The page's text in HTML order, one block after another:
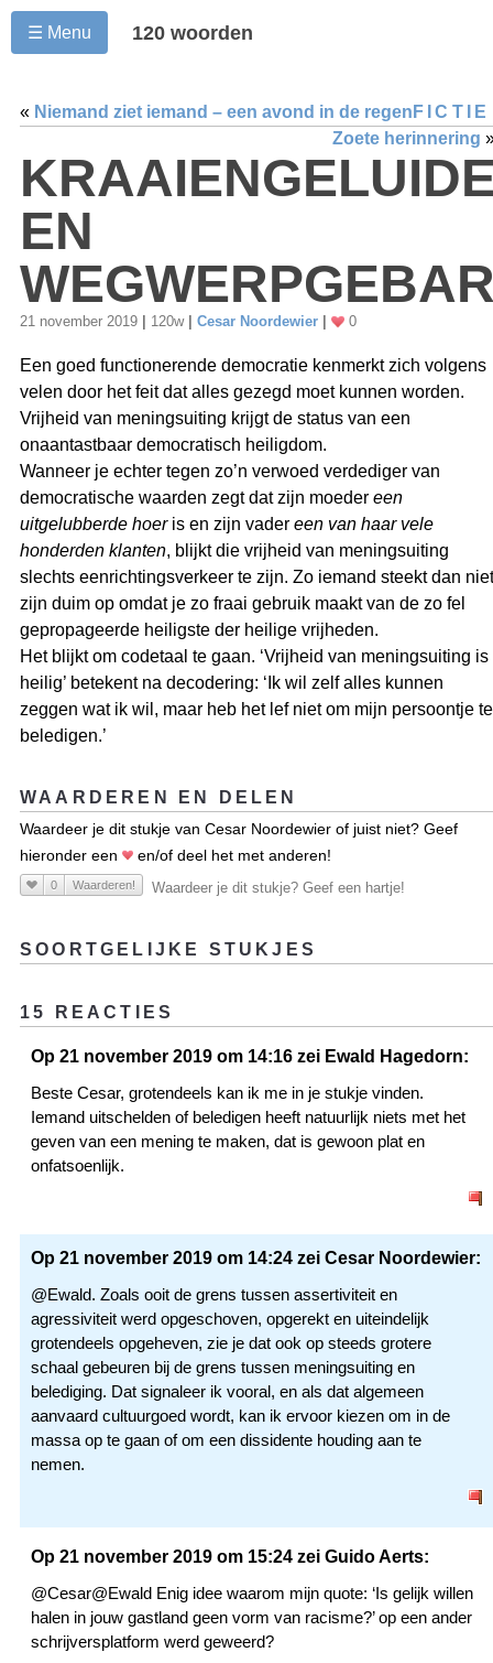
☰ Menu 120 woorden
« Niemand ziet iemand – een avond in de regen
Zoete herinnering
FICTIE
EN
21 november 2019 120w Cesar Noordewier 0
Een goed functionerende democratie kenmerkt zich volgens
velen door het feit dat alles gezegd moet kunnen worden.
Vrijheid van meningsuiting krijgt de status van een
onaantastbaar democratisch heiligdom.
Wanneer je echter tegen zo’n verwoed verdediger van
democratische waarden zegt dat zijn moeder een
uitgelubberde hoeris en zijn vader een van haar vele
honderden klanten, blijkt die vrijheid van meningsuiting
slechts eenrichtingsverkeer te zijn. Zo iemand steekt dan niet
zijn duim op omdat je zo fraai gebruik maakt van de zo fel
gepropageerde heiligste der heilige vrijheden.
Het blijkt om codetaal te gaan. ‘Vrijheid van meningsuiting is
heilig’ betekent na decodering: ‘Ik wil zelf alles kunnen
zeggen wat ik wil, maar heb het lef niet om mijn persoontje te
beledigen.’
WAARDEREN EN DELEN
Waardeer je dit stukje van Cesar Noordewier of juist niet? Geef
hieronder een
en/of deel het met anderen!
0 Waarderen! Waardeer je dit stukje? Geef een hartje!
SOORTGELIJKE STUKJES
15 REACTIES
Op 21 november 2019 om 14:16 zei Ewald Hagedorn:
Beste Cesar, grotendeels kan ik me in je stukje vinden.
Iemand uitschelden of beledigen heeft natuurlijk niets met het
geven van een mening te maken, dat is gewoon plat en
onfatsoenlijk.
Op 21 november 2019 om 14:24 zei Cesar Noordewier:
@Ewald. Zoals ooit de grens tussen assertiviteit en
agressiviteit werd opgeschoven, opgerekt en uiteindelijk
grotendeels opgeheven, zie je dat ook op steeds grotere
schaal gebeuren bij de grens tussen meningsuiting en
belediging. Dat signaleer ik vooral, en als dat algemeen
aanvaard cultuurgoed wordt, kan ik ervoor kiezen om in de
massa op te gaan of om een dissidente houding aan te
nemen.
Op 21 november 2019 om 15:24 zei Guido Aerts:
@Cesar@Ewald Enig idee waarom mijn quote: ‘Is gelijk willen
halen in jouw gastland geen vorm van racisme?’ op een ander
schrijversplatform werd geweerd?